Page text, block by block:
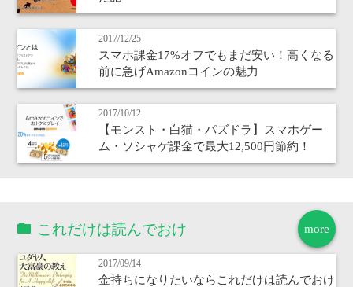
2017/12/25
スマホ課金17%オフでもまだ安い！高くなる
前に急げAmazonコインの魅力
2017/10/12
【モンスト・白猫・パズドラ】スマホゲー
ム・ソシャゲ課金で最大12,500円節約！
more
これだけは読んでおけ
2017/09/14
金持ちになりたいならこれだけは読んでおけ